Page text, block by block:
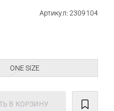
Артикул: 2309104
ONE SIZE
В КОРЗИНУ